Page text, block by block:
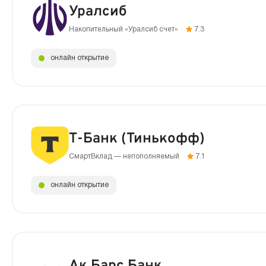
Уралсиб
Накопительный «Уралсиб счет» 7.3
онлайн открытие
Т-Банк (Тинькофф)
СмартВклад — непополняемый 7.1
онлайн открытие